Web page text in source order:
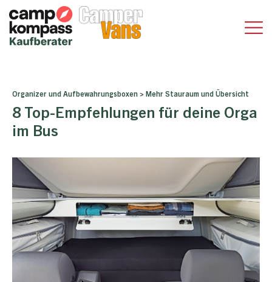
Organizer und Aufbewahrungsboxen > Mehr Stauraum und Übersicht
8 Top-Empfehlungen für deine Orga
im Bus